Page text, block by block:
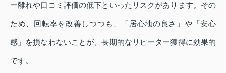
ー離れや口コミ評価の低下といったリスクがあります。その
ため、回転率を改善しつつも、「居心地の良さ」や「安心
感」を損なわないことが、長期的なリピーター獲得に効果的
です。